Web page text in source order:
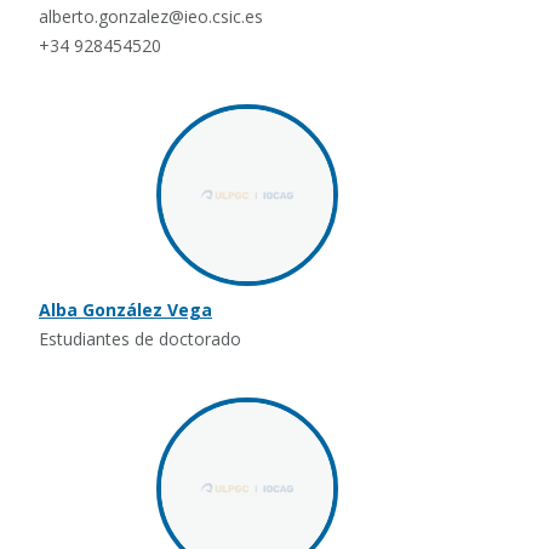
alberto.gonzalez@ieo.csic.es
+34 928454520
Alba González Vega
Estudiantes de doctorado